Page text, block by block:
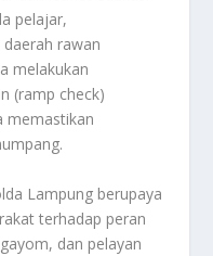
pelajar,
rawan
melakukan
(ramp check)
memastikan
Lampung berupaya
terhadap peran
dan pelayan